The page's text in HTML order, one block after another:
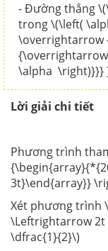
- Đường thẳng
trong \(\left(
\overrightarrow
\alpha \right)}}}
Lời giải chi tiết
Phương trình
3t}\end{array}}
Xét phương trình
\Leftrightarrow 2t
\dfrac{1}{2}\)